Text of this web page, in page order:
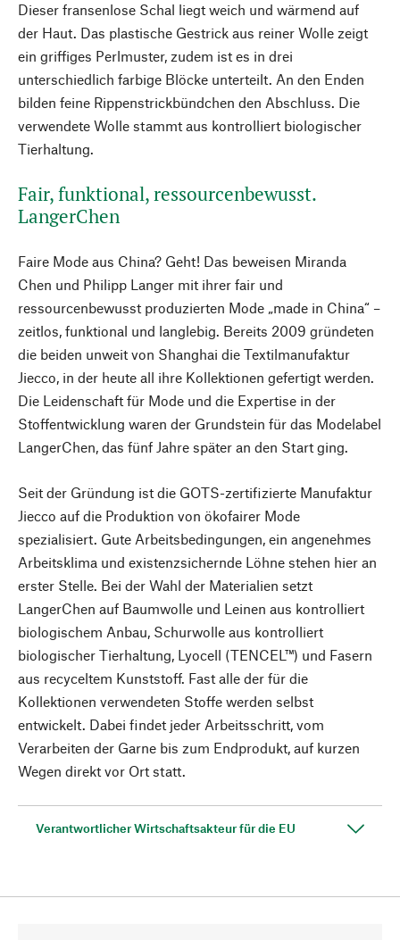
Dieser fransenlose Schal liegt weich und wärmend auf
der Haut. Das plastische Gestrick aus reiner Wolle zeigt
ein griffiges Perlmuster, zudem ist es in drei
unterschiedlich farbige Blöcke unterteilt. An den Enden
bilden feine Rippenstrickbündchen den Abschluss. Die
verwendete Wolle stammt aus kontrolliert biologischer
Tierhaltung.
Fair, funktional, ressourcenbewusst.
LangerChen
Faire Mode aus China? Geht! Das beweisen Miranda
Chen und Philipp Langer mit ihrer fair und
ressourcenbewusst produzierten Mode „made in China“ –
zeitlos, funktional und langlebig. Bereits 2009 gründeten
die beiden unweit von Shanghai die Textilmanufaktur
Jiecco, in der heute all ihre Kollektionen gefertigt werden.
Die Leidenschaft für Mode und die Expertise in der
Stoffentwicklung waren der Grundstein für das Modelabel
LangerChen, das fünf Jahre später an den Start ging.
Seit der Gründung ist die GOTS-zertifizierte Manufaktur
Jiecco auf die Produktion von ökofairer Mode
spezialisiert. Gute Arbeitsbedingungen, ein angenehmes
Arbeitsklima und existenzsichernde Löhne stehen hier an
erster Stelle. Bei der Wahl der Materialien setzt
LangerChen auf Baumwolle und Leinen aus kontrolliert
biologischem Anbau, Schurwolle aus kontrolliert
biologischer Tierhaltung, Lyocell (TENCEL™) und Fasern
aus recyceltem Kunststoff. Fast alle der für die
Kollektionen verwendeten Stoffe werden selbst
entwickelt. Dabei findet jeder Arbeitsschritt, vom
Verarbeiten der Garne bis zum Endprodukt, auf kurzen
Wegen direkt vor Ort statt.
Verantwortlicher Wirtschaftsakteur für die EU